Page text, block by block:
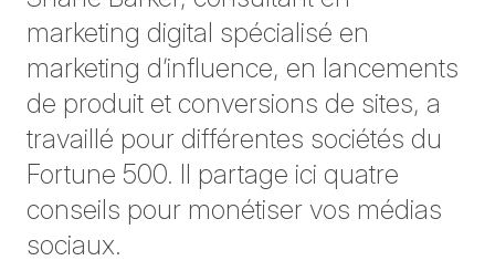
marketing digital spécialisé en
marketing d’influence, en lancements
de produit et conversions de sites, a
travaillé pour différentes sociétés du
Fortune 500. Il partage ici quatre
conseils pour monétiser vos médias
sociaux.